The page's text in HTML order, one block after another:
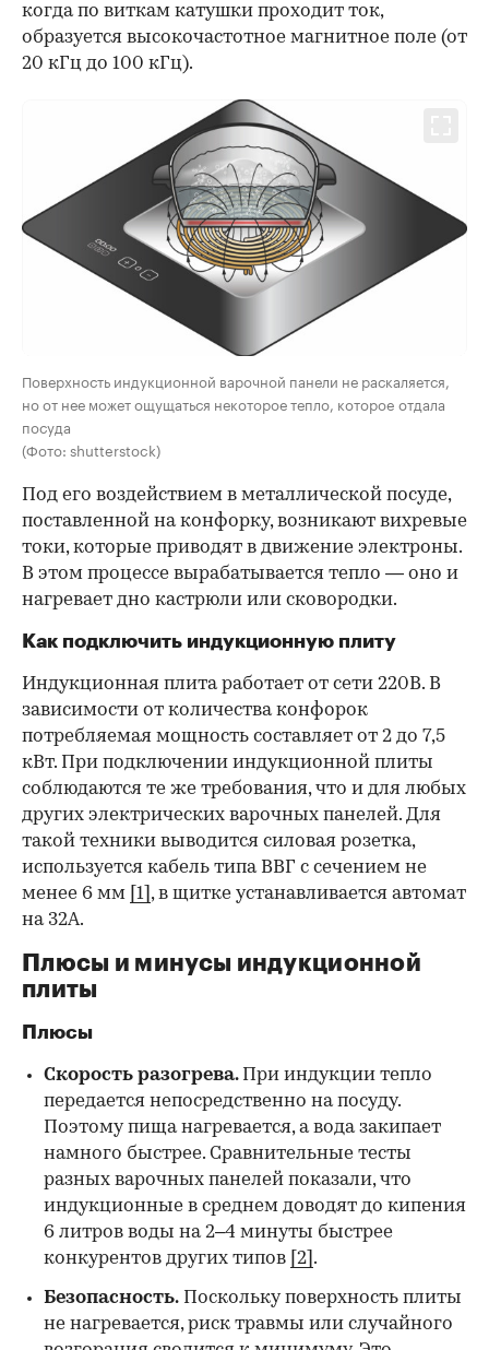
когда по виткам катушки проходит ток,
образуется высокочастотное магнитное поле (от
20 кГц до 100 кГц).
Поверхность индукционной варочной панели не раскаляется,
но от нее может ощущаться некоторое тепло, которое отдала
посуда
(Фото: shutterstock)
Под его воздействием в металлической посуде,
поставленной на конфорку, возникают вихревые
токи, которые приводят в движение электроны.
В этом процессе вырабатывается тепло — оно и
нагревает дно кастрюли или сковородки.
Как подключить индукционную плиту
Индукционная плита работает от сети 220В. В
зависимости от количества конфорок
потребляемая мощность составляет от 2 до 7,5
кВт. При подключении индукционной плиты
соблюдаются те же требования, что и для любых
других электрических варочных панелей. Для
такой техники выводится силовая розетка,
используется кабель типа ВВГ с сечением не
менее 6 мм [1] , в щитке устанавливается автомат
на 32А.
Плюсы и минусы индукционной
плиты
Плюсы
Скорость разогрева. При индукции тепло
передается непосредственно на посуду.
Поэтому пища нагревается, а вода закипает
намного быстрее. Сравнительные тесты
разных варочных панелей показали, что
индукционные в среднем доводят до кипения
6 литров воды на 2–4 минуты быстрее
конкурентов других типов [2] .
Безопасность. Поскольку поверхность плиты
не нагревается, риск травмы или случайного